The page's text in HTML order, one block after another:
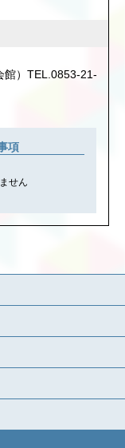
館）TEL.0853-21-
項
せん